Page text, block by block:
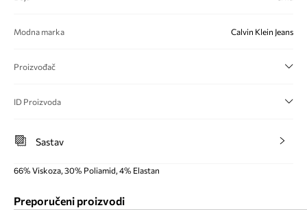
Modna marka Calvin Klein Jeans
Proizvođač
ID Proizvoda
Sastav
66% Viskoza, 30% Poliamid, 4% Elastan
Preporučeni proizvodi